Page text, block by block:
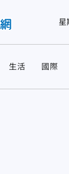
星
生活 國際